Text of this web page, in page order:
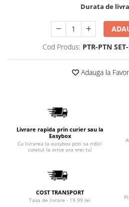
Durata de
Cod Produs: PTR-PTN
Adauga la
Livrare rapida prin curier sau la
Easybox
Cu livrarea la easybox poti sa ridici
coletul la orice ora vrei tu!
COST TRANSPORT
Taxa de livrare - 19.99 lei